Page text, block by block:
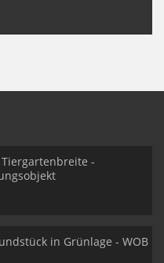
Tiergartenbreite -
in Grünlage - WOB